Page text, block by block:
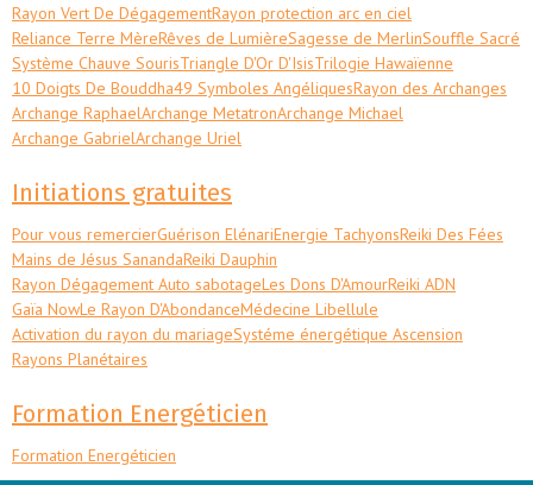
Rayon Vert De DégagementRayon protection arc en ciel
Reliance Terre MèreRêves de LumièreSagesse de MerlinSouffle Sacré
Système Chauve SourisTriangle D'Or D'IsisTrilogie Hawaïenne
10 Doigts De Bouddha49 Symboles AngéliquesRayon des Archanges
Archange RaphaelArchange MetatronArchange Michael
Archange GabrielArchange Uriel
Initiations gratuites
Pour vous remercierGuérison ElénariEnergie TachyonsReiki Des Fées
Mains de Jésus SanandaReiki Dauphin
Rayon Dégagement Auto sabotageLes Dons D'AmourReiki ADN
Gaïa NowLe Rayon D'AbondanceMédecine Libellule
Activation du rayon du mariageSystéme énergétique Ascension
Rayons Planétaires
Formation Energéticien
Formation Energéticien